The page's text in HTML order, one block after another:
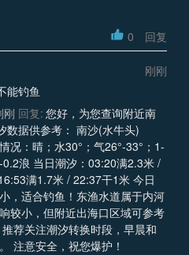
0 回复
刚刚
能钓鱼
刚 回复: 您好，为您查询附近南
考： 南沙(水牛头)
况：晴；水30°；气26°-33°；1-
浪 当日潮汐：03:20满2.3米 /
满1.7米 / 22:37干1米 今日
，适合钓鱼！东渔水道属于内河
较小，但附近出海口区域可参考
荐关注潮汐转换时段，早晨和
注意安全，祝您爆护！